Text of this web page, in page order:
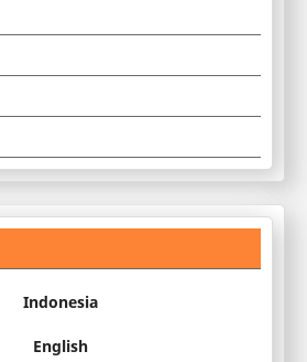
Indonesia
English